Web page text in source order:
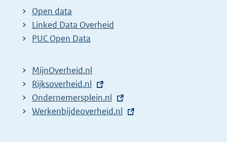
t
e
r
l
i
n
k
Open data
Linked Data Overheid
PUC Open Data
MijnOverheid.nl
E
x
t
Rijksoverheid.nl
E
x
Ondernemersplein.nl
E
Werkenbijdeoverheid.nl